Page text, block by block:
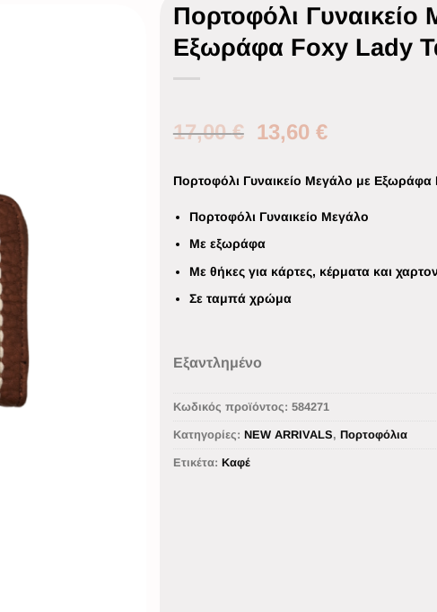
Πορτοφόλι Γυναικείο
Εξωράφα Foxy Lady
17,00€ 13,60€
Πορτοφόλι Γυναικείο Μεγάλο με
Πορτοφόλι Γυναικείο Μεγάλο
Με εξωράφα
Με θήκες για κάρτες, κέρματα και
Σε ταμπά χρώμα
Εξαντλημένο
Κωδικός προϊόντος: 584271
Κατηγορίες: NEW ARRIVALS, Πορτοφόλια
Ετικέτα: Καφέ